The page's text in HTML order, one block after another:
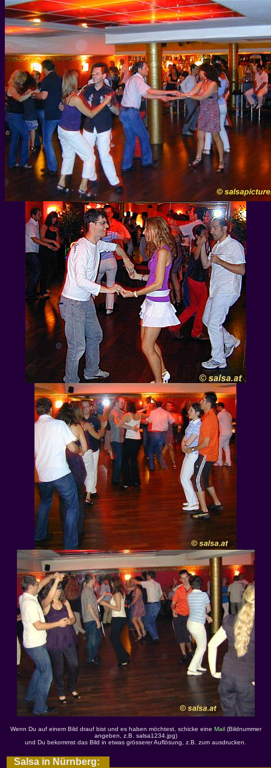
Wenn Du auf einem Bild drauf bist und es haben möchtest, schicke eine Mail(Bildnummer
angeben, z.B. salsa1234.jpg)
und Du bekommst das Bild in etwas grösserer Auflösung, z.B. zum ausdrucken.
Salsa in Nürnberg: